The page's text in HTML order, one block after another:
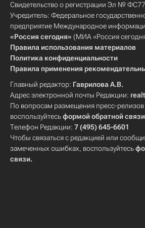
Свидетельство о регистрации Эл №
Учредитель: Федеральное
предприятие Международное
«Россия сегодня» (МИА «Россия
Правила использования материалов
Политика конфиденциальности
Правила применения
Главный редактор: Гаврилова А.В.
Адрес электронной почты Редакции:
По вопросам размещения пресс-
воспользуйтесьформой обратной связи
Телефон Редакции: 7 (495) 645-6601
Чтобы связаться с редакцией или
замеченных ошибках, воспользуйтесь
связи.